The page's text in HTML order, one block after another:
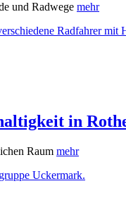
und Radwege mehr
in
Raum mehr